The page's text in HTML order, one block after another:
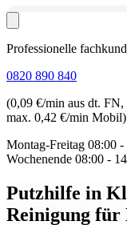
Professionelle
0820 890 840
(0,09 €/min aus dt. FN,
max. 0,42 €/min Mobil)
Montag-Freitag 08:00 -
Wochenende 08:00 -
Putzhilfe in
Reinigung für